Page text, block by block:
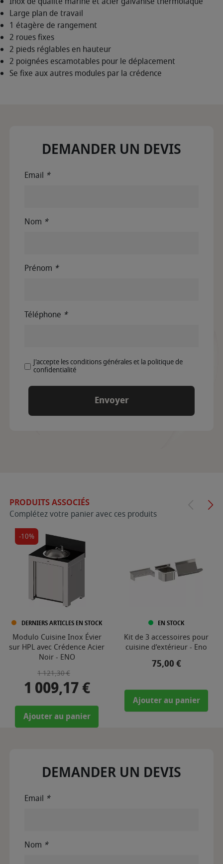
Large plan de travail
1 étagère de rangement
2 roues fixes
2 pieds réglables en hauteur
2 poignées escamotables pour le déplacement
Se fixe aux autres modules par la crédence
DEMANDER UN DEVIS
Email *
Nom *
Prénom *
Téléphone *
J'accepte les conditions générales et la politique de
confidentialité
PRODUITS ASSOCIÉS
Complétez votre panier avec ces produits
-10%
DERNIERS ARTICLES EN STOCK
Modulo Cuisine Inox Évier
sur HPL avec Crédence Acier
Noir - ENO
Prix de base
1 121,30 €
1 009,17 €
Ajouter au panier
EN STOCK
Kit de 3 accessoires pour
cuisine d’extérieur - Eno
Prix
75,00 €
Ajouter au panier
DEMANDER UN DEVIS
Email *
Nom *